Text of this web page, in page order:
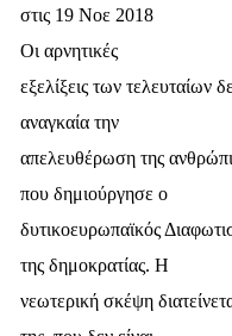
στις 19 Νοε 2018
Οι αρνητικές
εξελίξεις των τελευταίων
αναγκαία την
απελευθέρωση της
που δημιούργησε ο
δυτικοευρωπαϊκός
της δημοκρατίας. Η
νεωτερική σκέψη